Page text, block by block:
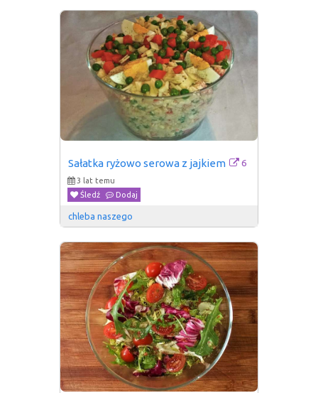
Sałatka ryżowo serowa z jajkiem 6
3 lat temu
Śledź
Dodaj
chleba naszego